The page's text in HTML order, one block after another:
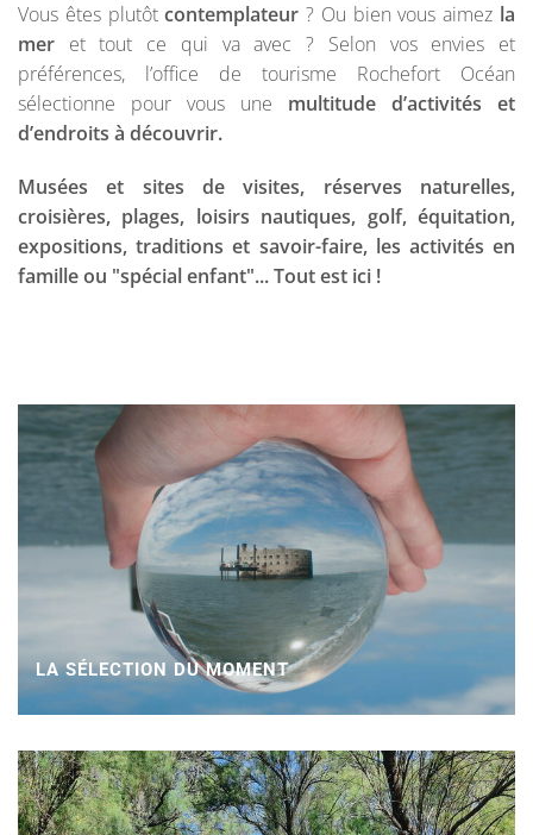
Vous êtes plutôtcontemplateur ? Ou bien vous aimez la
mer et tout ce qui va avec ? Selon vos envies et
préférences, l’office de tourisme Rochefort Océan
sélectionne pour vous une multitude d’activités et
d’endroits à découvrir.
Musées et sites de visites, réserves naturelles,
croisières, plages, loisirs nautiques, golf, équitation,
expositions, traditions et savoir-faire, les activités en
famille ou "spécial enfant"... Tout est ici !
LA SÉLECTION DU MOMENT